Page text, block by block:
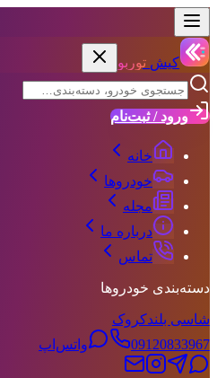
کیش توربو
ورود / ثبت‌نام
خانه
خودروها
مجله
درباره ما
تماس
دسته‌بندی خودروها
شاسی بلندکروک
09120833967
واتس‌اپ